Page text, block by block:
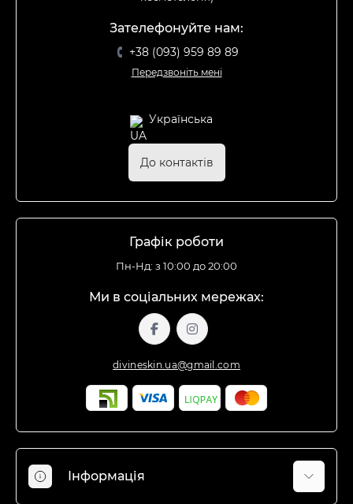
Зателефонуйте нам:
+38 (093) 959 89 89
Передзвоніть мені
Українська
До контактів
Графік роботи
Пн-Нд: з 10:00 до 20:00
Ми в соціальних мережах:
divineskin.ua@gmail.com
Інформація